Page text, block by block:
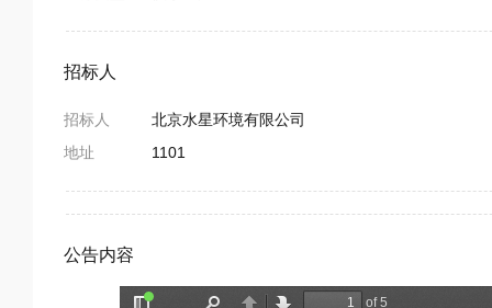
招标人
招标人
北京水星环境有限公司
地址
1101
公告内容